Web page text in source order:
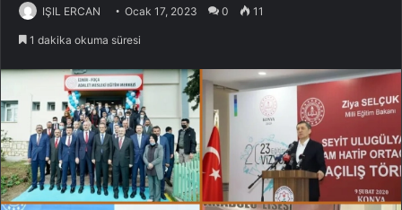
IŞIL ERCAN Ocak 17, 2023 0 11
1 dakika okuma süresi